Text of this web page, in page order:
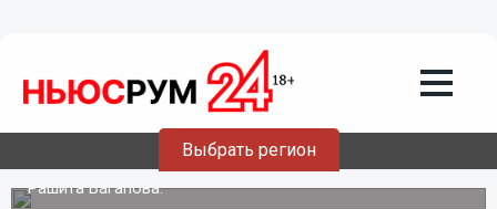
Выбрать регион
Мемориальную доску контр-адмиралу
Ганрио установят на Большой
Покровской
Также принято решение увековечить память певца
Рашита Вагапова.